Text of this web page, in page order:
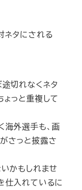
ネタにされる
切れなくネタ
っと重複して
外選手も、画
さっと披露さ
かもしれませ
仕入れているに